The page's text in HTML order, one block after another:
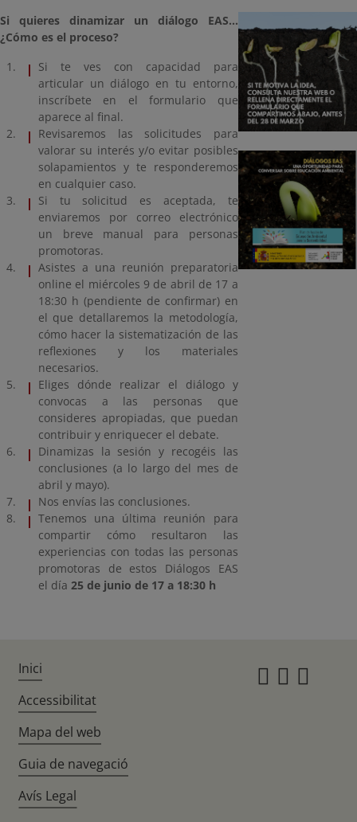
Si quieres dinamizar un diálogo EAS…
¿Cómo es el proceso?
Si te ves con capacidad para
articular un diálogo en tu entorno,
inscríbete en el formulario que
aparece al final.
Revisaremos las solicitudes para
valorar su interés y/o evitar posibles
solapamientos y te responderemos
en cualquier caso.
Si tu solicitud es aceptada, te
enviaremos por correo electrónico
un breve manual para personas
promotoras.
Asistes a una reunión preparatoria
online el miércoles 9 de abril de 17 a
18:30 h (pendiente de confirmar) en
el que detallaremos la metodología,
cómo hacer la sistematización de las
reflexiones y los materiales
necesarios.
Eliges dónde realizar el diálogo y
convocas a las personas que
consideres apropiadas, que puedan
contribuir y enriquecer el debate.
Dinamizas la sesión y recogéis las
conclusiones (a lo largo del mes de
abril y mayo).
Nos envías las conclusiones.
Tenemos una última reunión para
compartir cómo resultaron las
experiencias con todas las personas
promotoras de estos Diálogos EAS
el día 25 de junio de 17 a 18:30 h
Inici
Accessibilitat
Mapa del web
Guia de navegació
Avís Legal